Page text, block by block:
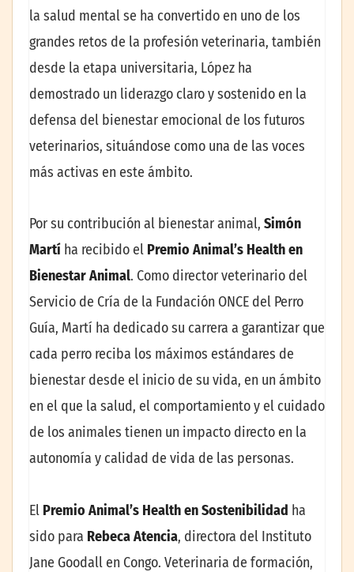
la salud mental se ha convertido en uno de los
grandes retos de la profesión veterinaria, también
desde la etapa universitaria, López ha
demostrado un liderazgo claro y sostenido en la
defensa del bienestar emocional de los futuros
veterinarios, situándose como una de las voces
más activas en este ámbito.
Por su contribución al bienestar animal, Simón
Martí ha recibido el Premio Animal’s Health en
Bienestar Animal. Como director veterinario del
Servicio de Cría de la Fundación ONCE del Perro
Guía, Martí ha dedicado su carrera a garantizar que
cada perro reciba los máximos estándares de
bienestar desde el inicio de su vida, en un ámbito
en el que la salud, el comportamiento y el cuidado
de los animales tienen un impacto directo en la
autonomía y calidad de vida de las personas.
El Premio Animal’s Health en Sostenibilidad ha
sido para Rebeca Atencia, directora del Instituto
Jane Goodall en Congo. Veterinaria de formación,